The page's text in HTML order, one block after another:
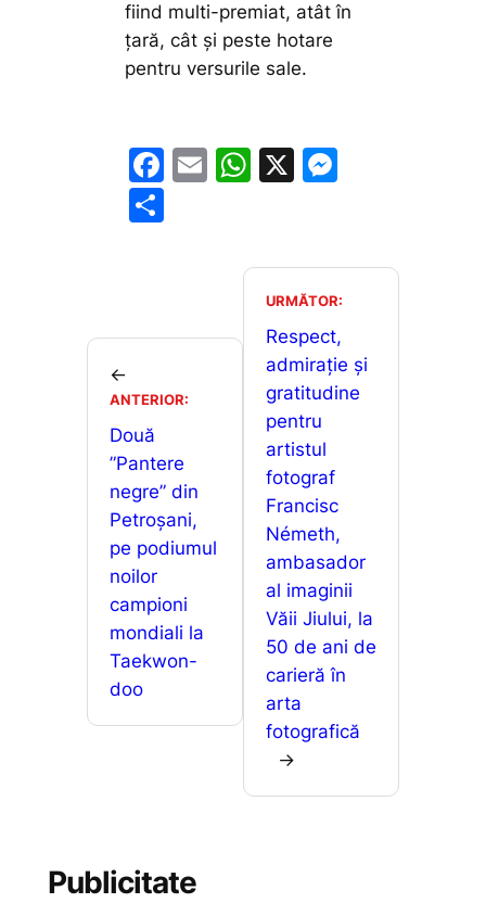
fiind multi-premiat, atât în
țară, cât și peste hotare
pentru versurile sale.
F
o
k
E
W
s
A
p
p
X
s
e
n
g
er
a
ă
←
ANTERIOR:
Două
”Pantere
negre” din
Petroșani,
pe podiumul
noilor
campioni
mondiali la
Taekwon-
doo
URMĂTOR:
Respect,
admirație și
gratitudine
pentru
artistul
fotograf
Francisc
Németh,
ambasador
al imaginii
Văii Jiului, la
50 de ani de
carieră în
arta
fotografică
→
Publicitate